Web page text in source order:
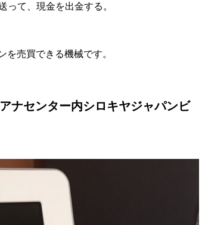
って、現金を出金する。
売買できる機械です。
ナセンター内シロキヤジャパンビ